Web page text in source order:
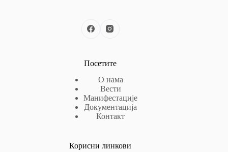
Посетите
О нама
Вести
Манифестације
Документација
Контакт
Корисни линкови